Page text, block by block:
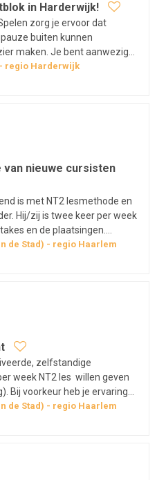
in Harderwijk!
zorg je ervoor dat
buiten kunnen
maken. Je bent aanwezig
en stimuleert leuk en
draag je bij aan
regio Harderwijk
nieuwe cursisten
is met NT2 lesmethode en
Hij/zij is twee keer per week
en de plaatsingen.
een begeleidings -en/of
van start en continueren van
de Stad) regio Haarlem
zelfstandige
week NT2 les willen geven
Bij voorkeur heb je ervaring
een
werksfeer, introductie in
de Stad) regio Haarlem